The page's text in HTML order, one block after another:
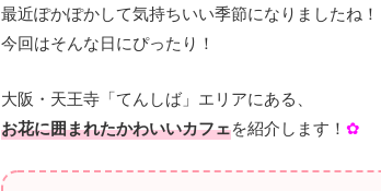
最近ぽかぽかして気持ちいい季節になりましたね！
今回はそんな日にぴったり！
大阪・天王寺「てんしば」エリアにある、
お花に囲まれたかわいいカフェを紹介します！✿